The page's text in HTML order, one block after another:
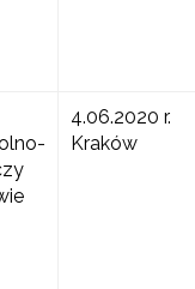
4.06.2020 r.
Kraków